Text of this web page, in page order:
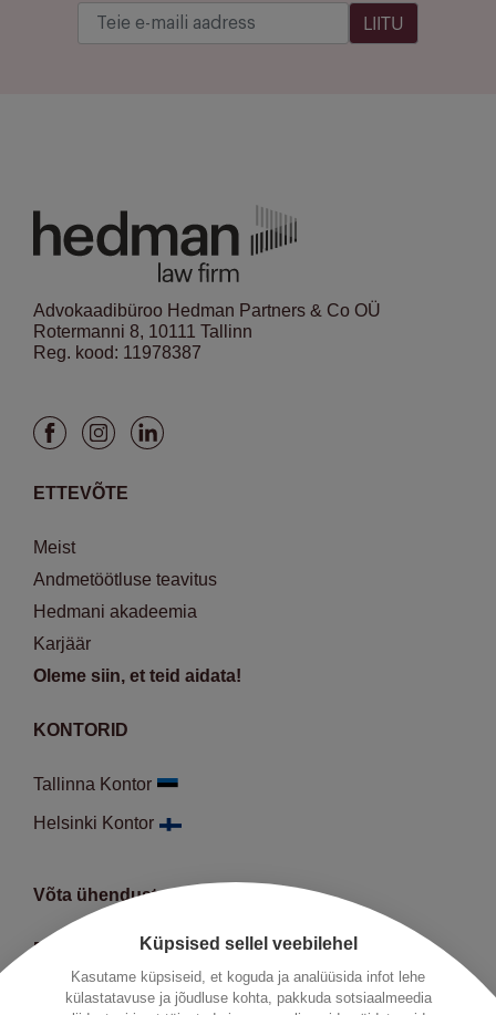
LIITU
Advokaadibüroo Hedman Partners & Co OÜ
Rotermanni 8, 10111 Tallinn
Reg. kood: 11978387
ETTEVÕTE
Meist
Andmetöötluse teavitus
Hedmani akadeemia
Karjäär
Oleme siin, et teid aidata!
KONTORID
Tallinna Kontor
Helsinki Kontor
Võta ühendust
E-R: 9:00-18:00
Telefon:+372 66 452 50
Küpsised sellel veebilehel
Kasutame küpsiseid, et koguda ja analüüsida infot lehe
külastatavuse ja jõudluse kohta, pakkuda sotsiaalmeedia